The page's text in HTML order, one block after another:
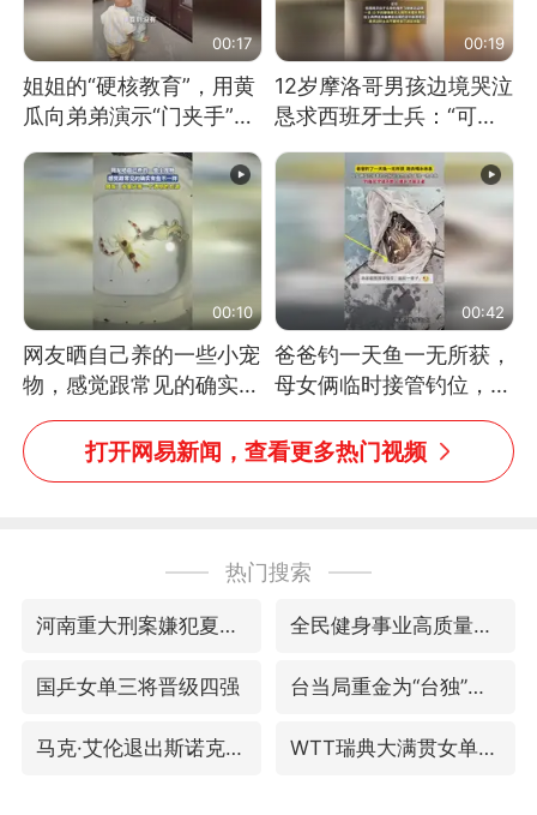
00:17
姐姐的“硬核教育”，用黄
瓜向弟弟演示“门夹手”，
网友：果然言传不如身
教！
00:19
12岁摩洛哥男孩边境哭泣
恳求西班牙士兵：“可不
可以不要把我遣返回国”
00:10
网友晒自己养的一些小宠
物，感觉跟常见的确实有
些不一样
00:42
爸爸钓一天鱼一无所获，
母女俩临时接管钓位，用
玩具鱼竿钓上大鱼
打开网易新闻，查看更多热门视频
热门搜索
河南重大刑案嫌犯夏某钢落网 全民健身事业高质量发展
国乒女单三将晋级四强 台当局重金为“台独”织“皇帝新衣”
马克·艾伦退出斯诺克中国公开赛 WTT瑞典大满贯女单签表出炉